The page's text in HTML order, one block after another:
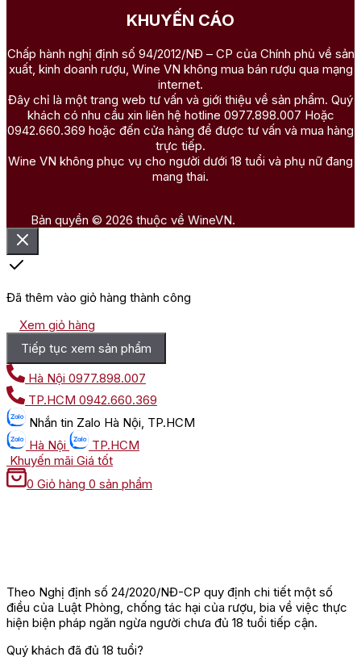
KHUYẾN CÁO
Chấp hành nghị định số 94/2012/NĐ – CP của Chính phủ về sản
xuất, kinh doanh rượu, Wine VN không mua bán rượu qua mạng
internet.
Đây chỉ là một trang web tư vấn và giới thiệu về sản phẩm. Quý
khách có nhu cầu xin liên hệ hotline 0977.898.007 Hoặc
0942.660.369 hoặc đến cửa hàng để được tư vấn và mua hàng
trực tiếp.
Wine VN không phục vụ cho người dưới 18 tuổi và phụ nữ đang
mang thai.
Bản quyền © 2026 thuộc về WineVN.
Đã thêm vào giỏ hàng thành công
Xem giỏ hàng
Tiếp tục xem sản phẩm
Hà Nội 0977.898.007
TP.HCM 0942.660.369
Nhắn tin Zalo Hà Nội, TP.HCM
Hà Nội
TP.HCM
Khuyến mãi Giá tốt
0 Giỏ hàng 0 sản phẩm
Theo Nghị định số 24/2020/NĐ-CP quy định chi tiết một số
điều của Luật Phòng, chống tác hại của rượu, bia về việc thực
hiện biện pháp ngăn ngừa người chưa đủ 18 tuổi tiếp cận.
Quý khách đã đủ 18 tuổi?